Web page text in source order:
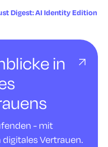
Digest: AI Identity Edition
in
- mit
Vertrauen.